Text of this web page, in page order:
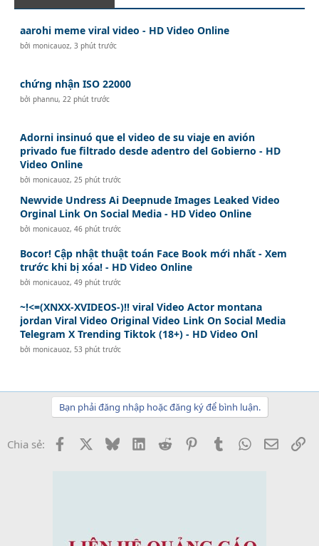
aarohi meme viral video - HD Video Online
bởimonicauoz,3 phút trước
chứng nhận ISO 22000
bởiphannu, 22 phút trước
Adorni insinuó que el video de su viaje en avión
privado fue filtrado desde adentro del Gobierno - HD
Video Online
bởimonicauoz, 25 phút trước
Newvide Undress Ai Deepnude Images Leaked Video
Orginal Link On Social Media - HD Video Online
bởimonicauoz,46 phút trước
Bocor! Cập nhật thuật toán Face Book mới nhất - Xem
trước khi bị xóa! - HD Video Online
bởimonicauoz,49 phút trước
~!<=(XNXX-XVIDEOS-)!! viral Video Actor montana
jordan Viral Video Original Video Link On Social Media
Telegram X Trending Tiktok (18+) - HD Video Onl
bởimonicauoz, 53 phút trước
Bạn phải đăng nhập hoặc đăng ký để bình luận.
Chia sẻ: Facebook BlueskyLinkedInReddit PinterestTumblrWhatsApp
Email